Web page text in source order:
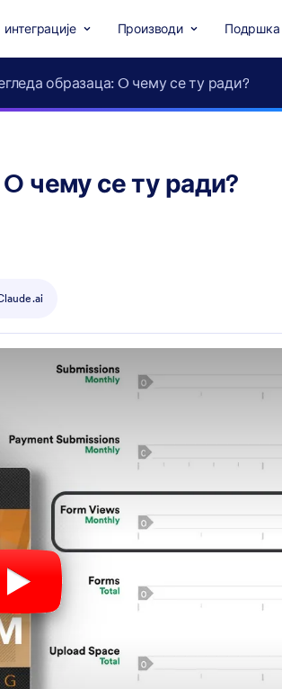
интеграције Производи Подршка
образаца: O чему се ту ради?
чему се ту ради?